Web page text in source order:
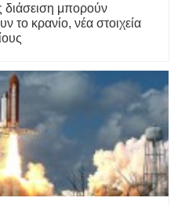
διάσειση μπορούν
το κρανίο, νέα στοιχεία